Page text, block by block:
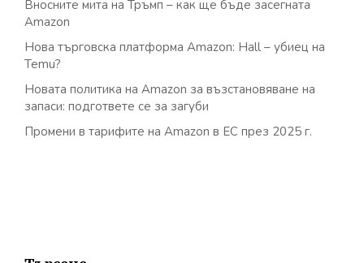
Вносните мита на Тръмп – как ще бъде засегната
Amazon
Нова търговска платформа Amazon: Hall – убиец на
Temu?
Новата политика на Amazon за възстановяване на
запаси: подгответе се за загуби
Промени в тарифите на Amazon в ЕС през 2025 г.